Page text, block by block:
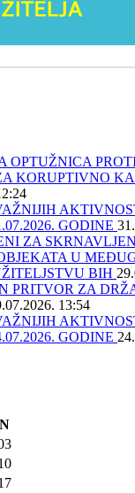
OPTUŽNICA
KORUPTIVNO
GODINE
ZA
U
BIH
PRITVOR ZA
13:54
GODINE
N